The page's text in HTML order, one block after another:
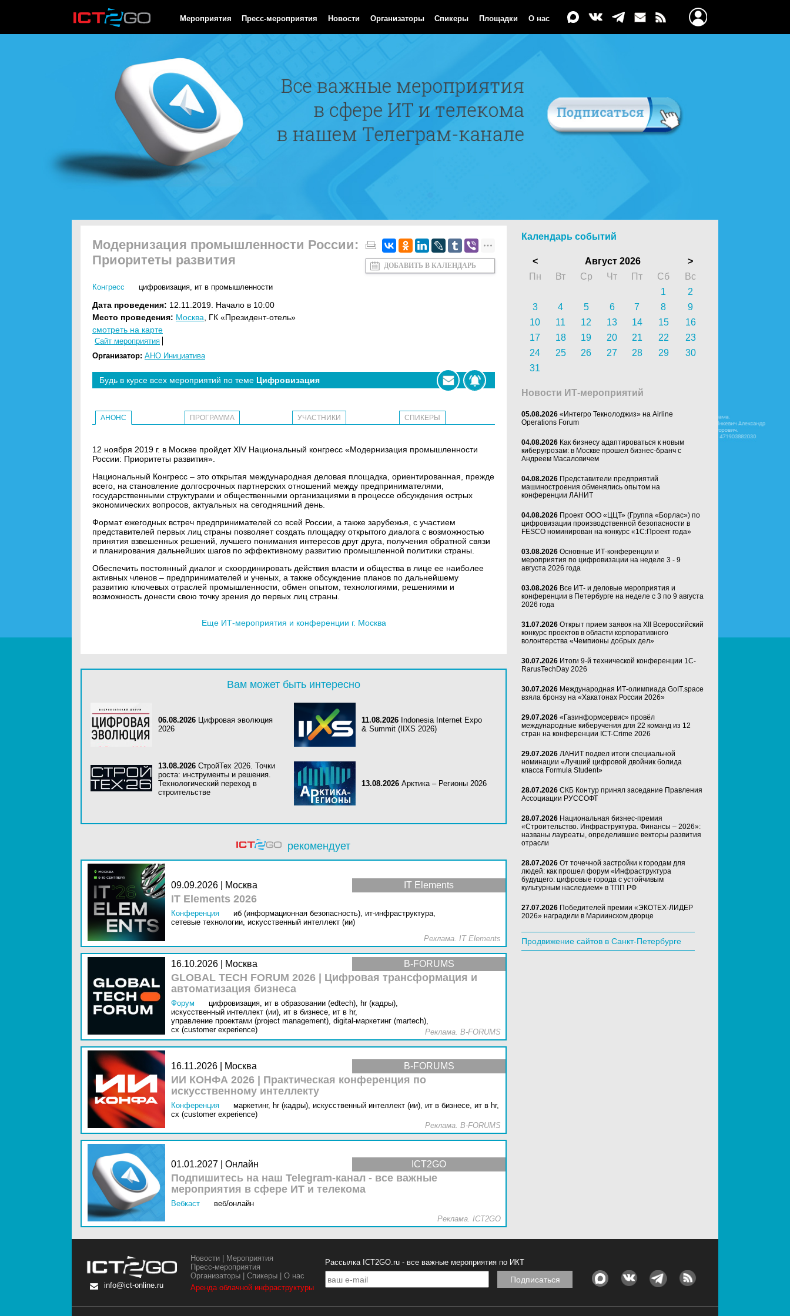
Мероприятия Пресс-мероприятия Новости Организаторы Спикеры Площадки О нас
Модернизация промышленности России:
Приоритеты развития
ДОБАВИТЬ В КАЛЕНДАРЬ
Конгресс цифровизация, ит в промышленности
Дата проведения: 12.11.2019. Начало в 10:00
Место проведения: Москва , ГК «Президент-отель»
смотреть на карте
Сайт мероприятия
Организатор: АНО Инициатива
Будь в курсе всех мероприятий по теме Цифровизация
АНОНС ПРОГРАММА УЧАСТНИКИ СПИКЕРЫ
12 ноября 2019 г. в Москве пройдет XIV Национальный конгресс «Модернизация промышленности
России: Приоритеты развития».
Национальный Конгресс – это открытая международная деловая площадка, ориентированная, прежде
всего, на становление долгосрочных партнерских отношений между предпринимателями,
государственными структурами и общественными организациями в процессе обсуждения острых
экономических вопросов, актуальных на сегодняшний день.
Формат ежегодных встреч предпринимателей со всей России, а также зарубежья, с участием
представителей первых лиц страны позволяет создать площадку открытого диалога с возможностью
принятия взвешенных решений, лучшего понимания интересов друг друга, получения обратной связи
и планирования дальнейших шагов по эффективному развитию промышленной политики страны.
Обеспечить постоянный диалог и скоординировать действия власти и общества в лице ее наиболее
активных членов – предпринимателей и ученых, а также обсуждение планов по дальнейшему
развитию ключевых отраслей промышленности, обмен опытом, технологиями, решениями и
возможность донести свою точку зрения до первых лиц страны.
Еще ИТ-мероприятия и конференции г. Москва
Вам может быть интересно
06.08.2026 Цифровая эволюция
2026
11.08.2026 Indonesia Internet Expo
& Summit (IIXS 2026)
13.08.2026 СтройТех 2026. Точки
роста: инструменты и решения.
Технологический переход в
строительстве
13.08.2026 Арктика – Регионы 2026
рекомендует
IT Elements
09.09.2026 | Москва
IT Elements 2026
Конференция иб (информационная безопасность), ит-инфраструктура,
сетевые технологии, искусственный интеллект (ии)
Реклама. IT Elements
B-FORUMS
16.10.2026 | Москва
GLOBAL TECH FORUM 2026 | Цифровая трансформация и
автоматизация бизнеса
Форум цифровизация, ит в образовании (edtech), hr (кадры),
искусственный интеллект (ии), ит в бизнесе, ит в hr,
управление проектами (project management), digital-маркетинг (martech),
cx (customer experience)
Реклама. B-FORUMS
B-FORUMS
16.11.2026 | Москва
ИИ КОНФА 2026 | Практическая конференция по
искусственному интеллекту
Конференция маркетинг, hr (кадры), искусственный интеллект (ии), ит в бизнесе, ит в hr,
cx (customer experience)
Реклама. B-FORUMS
ICT2GO
01.01.2027 | Онлайн
Подпишитесь на наш Telegram-канал - все важные
мероприятия в сфере ИТ и телекома
Вебкаст
веб/онлайн
Реклама. ICT2GO
Календарь событий
< Август 2026
>
Пн
Вт Ср Чт Пт Сб
Вс
1
2
3
4 5 6 7 8
9
10
11 12 13 14 15
16
17
18 19 20 21 22
23
24
25 26 27 28 29
30
31
Новости ИТ-мероприятий
05.08.2026 «Интегро Текнолоджиз» на Airline
Operations Forum
04.08.2026 Как бизнесу адаптироваться к новым
киберугрозам: в Москве прошел бизнес-бранч с
Андреем Масаловичем
04.08.2026 Представители предприятий
машиностроения обменялись опытом на
конференции ЛАНИТ
04.08.2026 Проект ООО «ЦЦТ» (Группа «Борлас») по
цифровизации производственной безопасности в
FESCO номинирован на конкурс «1С:Проект года»
03.08.2026 Основные ИТ-конференции и
мероприятия по цифровизации на неделе 3 - 9
августа 2026 года
03.08.2026 Все ИТ- и деловые мероприятия и
конференции в Петербурге на неделе с 3 по 9 августа
2026 года
31.07.2026 Открыт прием заявок на XII Всероссийский
конкурс проектов в области корпоративного
волонтерства «Чемпионы добрых дел»
30.07.2026 Итоги 9-й технической конференции 1C-
RarusTechDay 2026
30.07.2026 Международная ИТ-олимпиада GoIT.space
взяла бронзу на «Хакатонах России 2026»
29.07.2026 «Газинформсервис» провёл
международные киберучения для 22 команд из 12
стран на конференции ICT-Crime 2026
29.07.2026 ЛАНИТ подвел итоги специальной
номинации «Лучший цифровой двойник болида
класса Formula Student»
28.07.2026 СКБ Контур принял заседание Правления
Ассоциации РУССОФТ
28.07.2026 Национальная бизнес-премия
«Строительство. Инфраструктура. Финансы – 2026»:
названы лауреаты, определившие векторы развития
отрасли
28.07.2026 От точечной застройки к городам для
людей: как прошел форум «Инфраструктура
будущего: цифровые города с устойчивым
культурным наследием» в ТПП РФ
27.07.2026 Победителей премии «ЭКОТЕХ-ЛИДЕР
2026» наградили в Мариинском дворце
Продвижение сайтов в Санкт-Петербурге
info@ict-online.ru
Новости
Мероприятия
Пресс-мероприятия
Организаторы |Спикеры |О нас
Аренда облачной инфраструктуры
Рассылка ICT2GO.ru - все важные мероприятия по ИКТ